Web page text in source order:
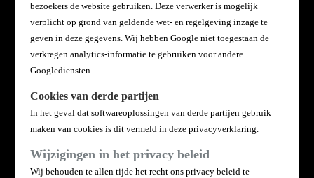
bezoekers de website gebruiken. Deze verwerker is mogelijk
verplicht op grond van geldende wet- en regelgeving inzage te
geven in deze gegevens. Wij hebben Google niet toegestaan de
verkregen analytics-informatie te gebruiken voor andere
Googlediensten.
Cookies van derde partijen
In het geval dat softwareoplossingen van derde partijen gebruik
maken van cookies is dit vermeld in deze privacyverklaring.
Wijzigingen in het privacy beleid
Wij behouden te allen tijde het recht ons privacy beleid te